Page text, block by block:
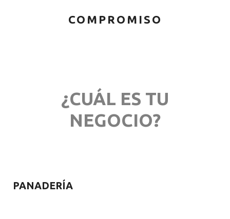
COMPROMISO
¿CUÁL ES TU
NEGOCIO?
PANADERÍA